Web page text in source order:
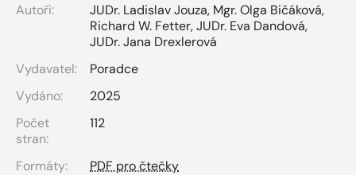
Autoři: JUDr. Ladislav Jouza, Mgr. Olga Bičáková,
Richard W. Fetter,JUDr. Eva Dandová,
JUDr. Jana Drexlerová
Vydavatel:
Poradce
Vydáno:
2025
Počet
stran:
112
Formáty:
PDF pro čtečky